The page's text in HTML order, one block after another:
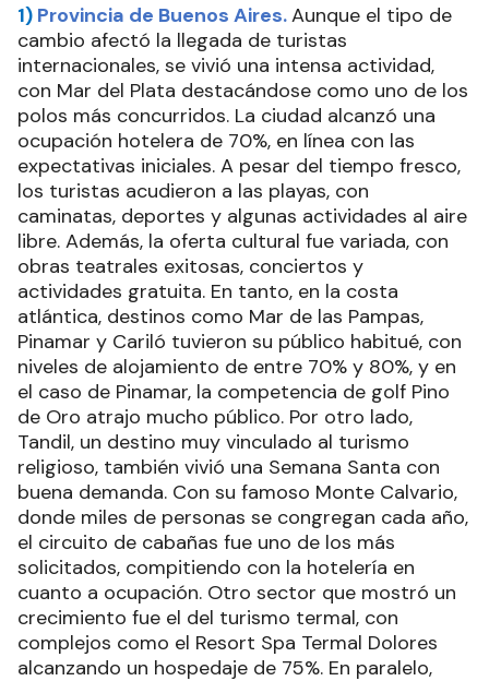
1) Provincia de Buenos Aires.Aunque el tipo de
cambio afectó la llegada de turistas
internacionales, se vivió una intensa actividad,
con Mar del Plata destacándose como uno de los
polos más concurridos. La ciudad alcanzó una
ocupación hotelera de 70%, en línea con las
expectativas iniciales. A pesar del tiempo fresco,
los turistas acudieron a las playas, con
caminatas, deportes y algunas actividades al aire
libre. Además, la oferta cultural fue variada, con
obras teatrales exitosas, conciertos y
actividades gratuita. En tanto, en la costa
atlántica, destinos como Mar de las Pampas,
Pinamar y Cariló tuvieron su público habitué, con
niveles de alojamiento de entre 70% y 80%, y en
el caso de Pinamar, la competencia de golf Pino
de Oro atrajo mucho público. Por otro lado,
Tandil, un destino muy vinculado al turismo
religioso, también vivió una Semana Santa con
buena demanda. Con su famoso Monte Calvario,
donde miles de personas se congregan cada año,
el circuito de cabañas fue uno de los más
solicitados, compitiendo con la hotelería en
cuanto a ocupación. Otro sector que mostró un
crecimiento fue el del turismo termal, con
complejos como el Resort Spa Termal Dolores
alcanzando un hospedaje de 75%. En paralelo,